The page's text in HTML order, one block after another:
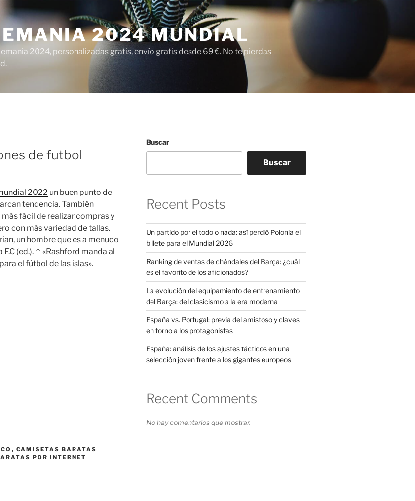
2024 MUNDIAL
2024, personalizadas gratis, envío gratis desde 69 €. No te pierdas
de futbol
2022 un buen punto de
tendencia. También
fácil de realizar compras y
con más variedad de tallas.
un hombre que es a menudo
(ed.). ↑ «Rashford manda al
el fútbol de las islas».
, CAMISETAS BARATAS
POR INTERNET
Buscar
Buscar
Recent Posts
Un partido por el todo o nada: así perdió Polonia el
billete para el Mundial 2026
Ranking de ventas de chándales del Barça: ¿cuál
es el favorito de los aficionados?
La evolución del equipamiento de entrenamiento
del Barça: del clasicismo a la era moderna
España vs. Portugal: previa del amistoso y claves
en torno a los protagonistas
España: análisis de los ajustes tácticos en una
selección joven frente a los gigantes europeos
Recent Comments
No hay comentarios que mostrar.